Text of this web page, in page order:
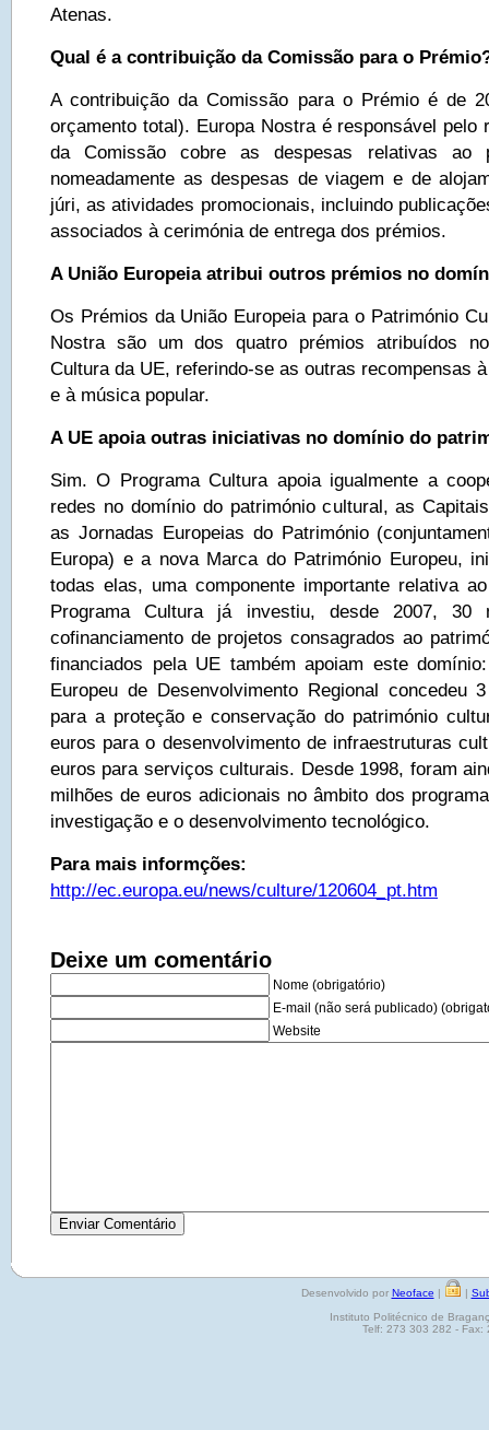
Atenas.
Qual é a contribuição da Comissão para o
A contribuição da Comissão para o Prémio é de
orçamento total). Europa Nostra é responsável pelo
da Comissão cobre as despesas relativas ao
nomeadamente as despesas de viagem e de
júri, as atividades promocionais, incluindo
associados à cerimónia de entrega dos prémios.
A União Europeia atribui outros prémios no
Os Prémios da União Europeia para o Património
Nostra são um dos quatro prémios atribuídos
Cultura da UE, referindo-se as outras recompensas
e à música popular.
A UE apoia outras iniciativas no domínio do
Sim. O Programa Cultura apoia igualmente a
redes no domínio do património cultural, as
as Jornadas Europeias do Património
Europa) e a nova Marca do Património Europeu,
todas elas, uma componente importante relativa
Programa Cultura já investiu, desde 2007, 30
cofinanciamento de projetos consagrados ao
financiados pela UE também apoiam este
Europeu de Desenvolvimento Regional concedeu
para a proteção e conservação do património
euros para o desenvolvimento de infraestruturas
euros para serviços culturais. Desde 1998, foram
milhões de euros adicionais no âmbito dos
investigação e o desenvolvimento tecnológico.
Para mais informções:
http://ec.europa.eu/news/culture/120604_pt.htm
Deixe um comentário
Nome (obrigatório)
E-mail (não será publicado)
Website
Desenvolvido por Neoface | |
Instituto Politécnico de
Telf: 273 303 282 - Fax: